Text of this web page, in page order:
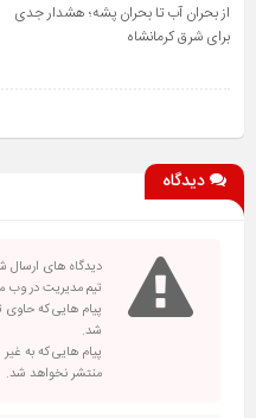
از بحران آب تا بحران پشه؛ هشدار جدی
برای شرق کرمانشاه
دیدگاه
دیدگاه های
تیم مدیریت در وب
پیام هایی که حاوی
شد.
پیام هایی که به
منتشر نخواهد شد.